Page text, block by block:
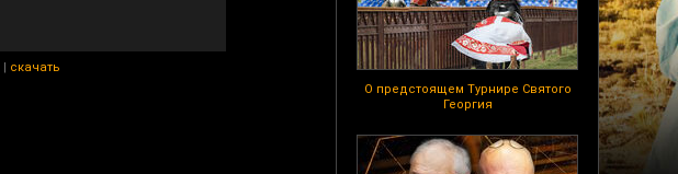
О предстоящем Турнире Святого
Георгия
| скачать